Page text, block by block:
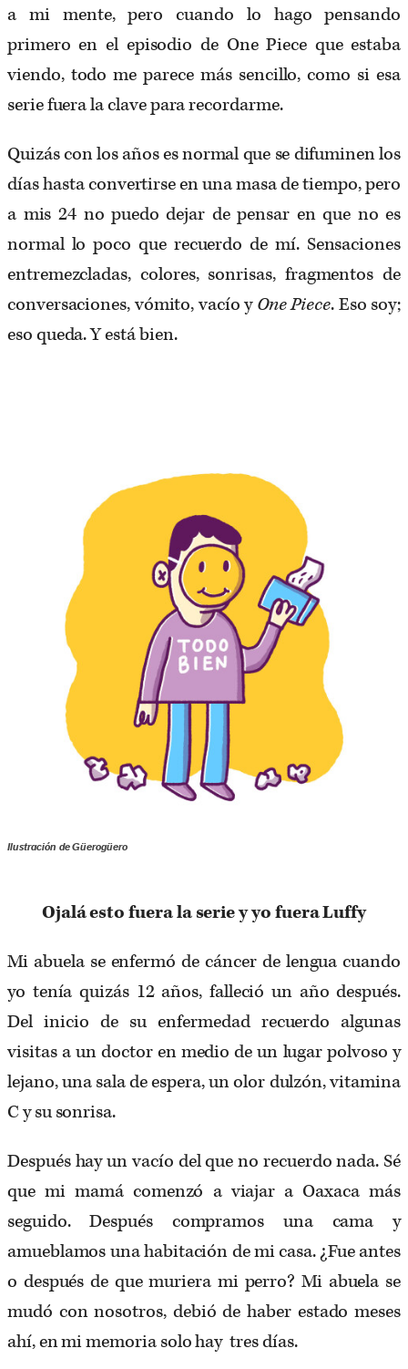
a mi mente, pero cuando lo hago pensando
primero en el episodio de One Piece que estaba
viendo, todo me parece más sencillo, como si esa
serie fuera la clave para recordarme.
Quizás con los años es normal que se difuminen los
días hasta convertirse en una masa de tiempo, pero
a mis 24 no puedo dejar de pensar en que no es
normal lo poco que recuerdo de mí. Sensaciones
entremezcladas, colores, sonrisas, fragmentos de
conversaciones, vómito, vacío yOne Piece. Eso soy;
eso queda. Y está bien.
Ilustración de Güerogüero
Ojalá esto fuera la serie y yo fuera Luffy
Mi abuela se enfermó de cáncer de lengua cuando
yo tenía quizás 12 años, falleció un año después.
Del inicio de su enfermedad recuerdo algunas
visitas a un doctor en medio de un lugar polvoso y
lejano, una sala de espera, un olor dulzón, vitamina
C y su sonrisa.
Después hay un vacío del que no recuerdo nada. Sé
que mi mamá comenzó a viajar a Oaxaca más
seguido. Después compramos una cama y
amueblamos una habitación de mi casa. ¿Fue antes
o después de que muriera mi perro? Mi abuela se
mudó con nosotros, debió de haber estado meses
ahí, en mi memoria solo hay tres días.